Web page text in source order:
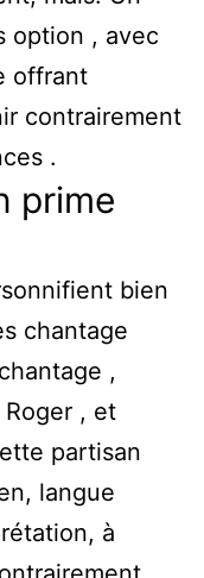
option , avec
offrant
contrairement
.
prime
bien
chantage
,
, et
partisan
langue
à